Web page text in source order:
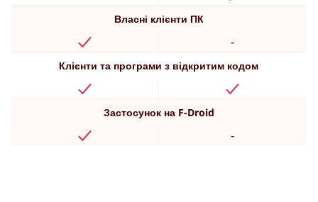
Власні клієнти ПК
-
Клієнти та програми з відкритим кодом
Застосунок на F-Droid
-